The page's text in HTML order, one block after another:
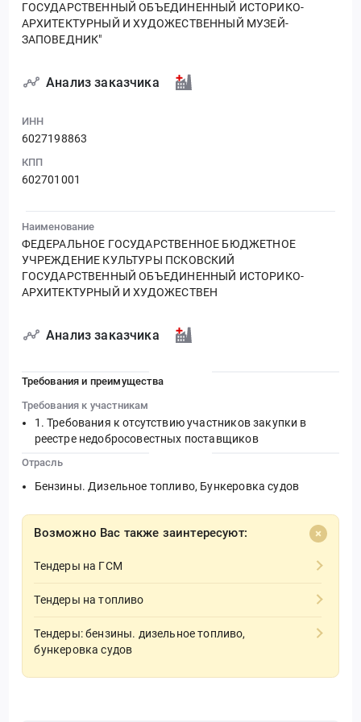
ГОСУДАРСТВЕННЫЙ ОБЪЕДИНЕННЫЙ ИСТОРИКО-
АРХИТЕКТУРНЫЙ И ХУДОЖЕСТВЕННЫЙ МУЗЕЙ-
ЗАПОВЕДНИК"
Анализ заказчика
ИНН
6027198863
КПП
602701001
Наименование
ФЕДЕРАЛЬНОЕ ГОСУДАРСТВЕННОЕ БЮДЖЕТНОЕ
УЧРЕЖДЕНИЕ КУЛЬТУРЫ ПСКОВСКИЙ
ГОСУДАРСТВЕННЫЙ ОБЪЕДИНЕННЫЙ ИСТОРИКО-
АРХИТЕКТУРНЫЙ И ХУДОЖЕСТВЕН
Анализ заказчика
Требования и преимущества
Требования к участникам
Требования к отсутствию участников закупки в
реестре недобросовестных поставщиков
Отрасль
Бензины. Дизельное топливо, Бункеровка судов
Возможно Вас также заинтересуют:
Тендеры на ГСМ
Тендеры на топливо
Тендеры: бензины. дизельное топливо,
бункеровка судов